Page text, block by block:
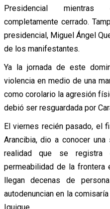
Presidencial mientras
completamente cerrado.
presidencial, Miguel Ángel
de los manifestantes.
Ya la jornada de este
violencia en medio de una
como corolario la agresión
debió ser resguardada por
El viernes recién pasado, el
Arancibia, dio a conocer
realidad que se registra
permeabilidad de la frontera
llegan decenas de
autodenuncian en la
Iquique.